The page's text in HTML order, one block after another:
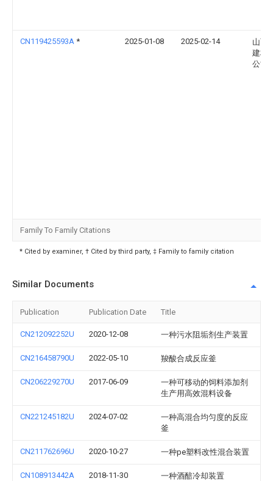
CN119425593A * 2025-01-08 2025-02-14
山西
建材
公司
Family To Family Citations
* Cited by examiner, † Cited by third party, ‡ Family to family citation
Similar Documents
Publication Publication Date Title
CN212092252U 2020-12-08 一种污水阻垢剂生产装置
CN216458790U 2022-05-10 羧酸合成反应釜
CN206229270U 2017-06-09
一种可移动的饲料添加剂
生产用高效混料设备
CN221245182U 2024-07-02
一种高混合均匀度的反应
釜
CN211762696U 2020-10-27 一种pe塑料改性混合装置
CN108913442A 2018-11-30 一种酒醅冷却装置